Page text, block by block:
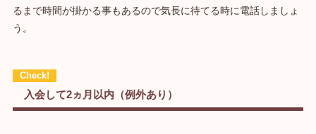
るまで時間が掛かる事もあるので気長に待てる時に電話しましょ
う。
入会して2ヵ月以内（例外あり）